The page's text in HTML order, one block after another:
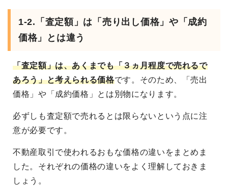
1-2.「査定額」は「売り出し価格」や「成約
価格」とは違う
「査定額」は、あくまでも「３ヵ月程度で売れるで
あろう」と考えられる価格です。そのため、「売出
価格」や「成約価格」とは別物になります。
必ずしも査定額で売れるとは限らないという点に注
意が必要です。
不動産取引で使われるおもな価格の違いをまとめま
した。それぞれの価格の違いをよく理解しておきま
しょう。